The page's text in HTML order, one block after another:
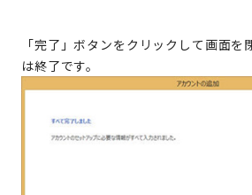
「完了」ボタンをクリックして画面を
は終了です。